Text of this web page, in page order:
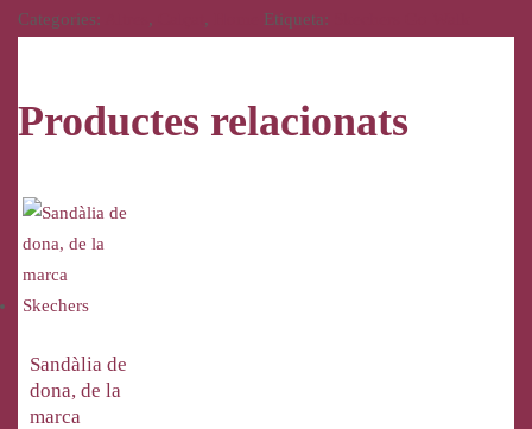
Categories: , , Etiqueta:
Productes relacionats
Sandàlia de
dona, de la
marca